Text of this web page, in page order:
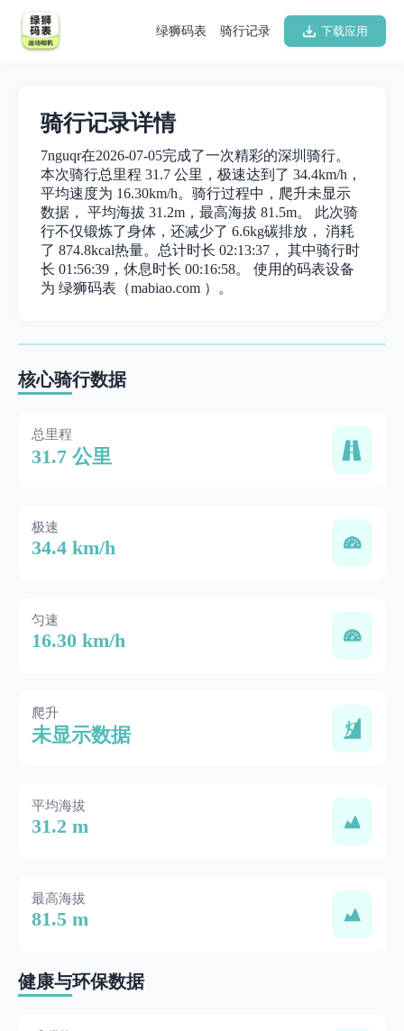
下载应用
骑行记录
绿狮码表
骑行记录详情
7nguqr在2026-07-05完成了一次精彩的深圳骑行。
本次骑行总里程 31.7 公里，极速达到了 34.4km/h，
平均速度为 16.30km/h。骑行过程中，爬升未显示
数据， 平均海拔 31.2m，最高海拔 81.5m。 此次骑
行不仅锻炼了身体，还减少了 6.6kg碳排放， 消耗
了 874.8kcal热量。总计时长 02:13:37， 其中骑行时
长 01:56:39，休息时长 00:16:58。 使用的码表设备
为 绿狮码表（mabiao.com ）。
核心骑行数据
总里程
31.7 公里
极速
34.4 km/h
匀速
16.30 km/h
爬升
未显示数据
平均海拔
31.2 m
最高海拔
81.5 m
健康与环保数据